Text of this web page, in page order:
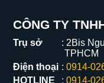
CÔNG TY
Trụ sở
2Bis
TPHCM
Điện thoại
0914-
HOTLINE
0914-